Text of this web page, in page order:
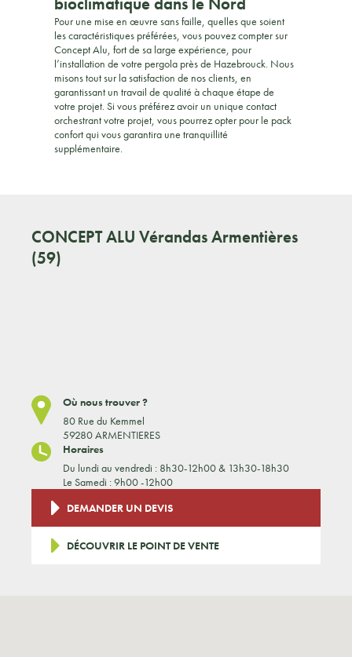
Pour une mise en œuvre sans faille, quelles que soient
les caractéristiques préférées, vous pouvez compter sur
Concept Alu, fort de sa large expérience, pour
l’installation de votre pergola près de Hazebrouck. Nous
misons tout sur la satisfaction de nos clients, en
garantissant un travail de qualité à chaque étape de
votre projet. Si vous préférez avoir un unique contact
orchestrant votre projet, vous pourrez opter pour le pack
confort qui vous garantira une tranquillité
supplémentaire.
CONCEPT ALU Vérandas Armentières
(59)
Où nous trouver ?
80 Rue du Kemmel
59280 ARMENTIERES
Horaires
Du lundi au vendredi : 8h30-12h00 & 13h30-18h30
Le Samedi : 9h00 -12h00
DEMANDER UN DEVIS
DÉCOUVRIR LE POINT DE VENTE